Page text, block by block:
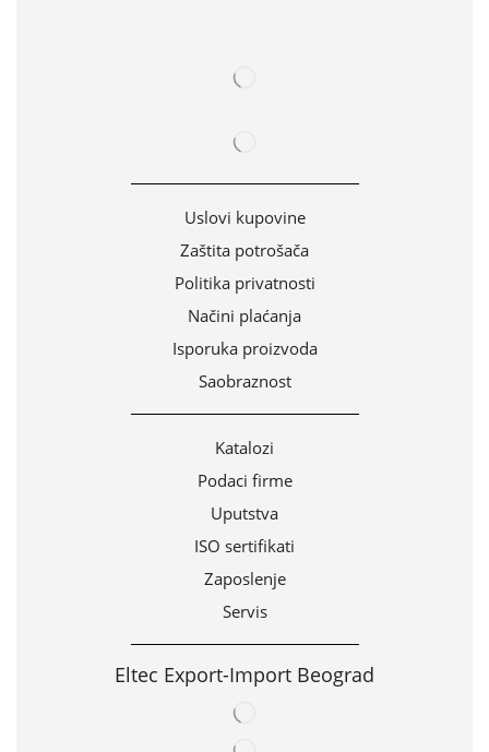
Uslovi kupovine
Zaštita potrošača
Politika privatnosti
Načini plaćanja
Isporuka proizvoda
Saobraznost
Katalozi
Podaci firme
Uputstva
ISO sertifikati
Zaposlenje
Servis
Eltec Export-Import Beograd